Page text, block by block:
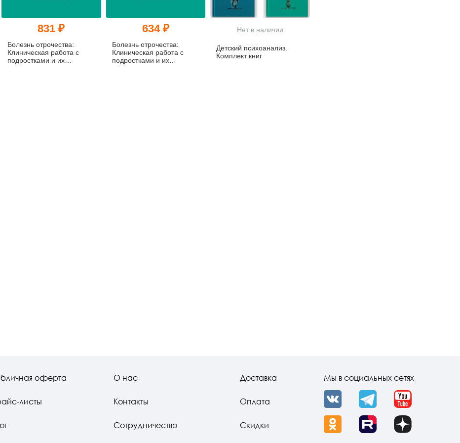
831 ₽
Болезнь отрочества:
Клиническая работа с
подростками и их
634 ₽
Болезнь отрочества:
Клиническая работа с
подростками и их
Нет в наличии
Детский психоанализ.
Комплект книг
оферта
листы
О нас
Контакты
Сотрудничество
Доставка
Оплата
Скидки
Мы в социальных сетях
VK Telegram YouTube
OK Rutube Dzen